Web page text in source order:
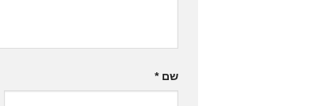
שם*